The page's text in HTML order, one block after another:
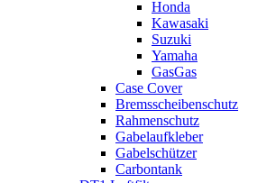
Honda
Kawasaki
Suzuki
Yamaha
GasGas
Case Cover
Bremsscheibenschutz
Rahmenschutz
Gabelaufkleber
Gabelschützer
Carbontank